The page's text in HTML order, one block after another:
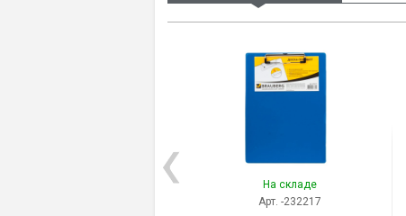
На складе
Арт. -232217